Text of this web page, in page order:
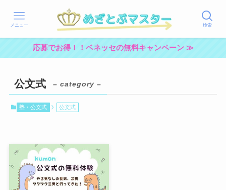
検索
メニュー
応募でお得！！ベネッセの無料キャンペーン ≫
公文式 – category –
塾・公文式 公文式